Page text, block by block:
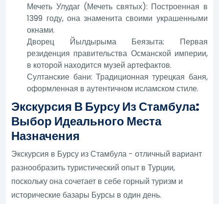
Мечеть Улудаг (Мечеть святых): Построенная в
1399 году, она знаменита своими украшенными
окнами.
Дворец Йылдырыма Беязыта: Первая
резиденция правительства Османской империи,
в которой находится музей артефактов.
Султанские бани: Традиционная турецкая баня,
оформленная в аутентичном исламском стиле.
Экскурсия В Бурсу Из Стамбула:
Выбор Идеального Места
Назначения
Экскурсия в Бурсу из Стамбула - отличный вариант
разнообразить туристический опыт в Турции,
поскольку она сочетает в себе горный туризм и
исторические базары Бурсы в один день.